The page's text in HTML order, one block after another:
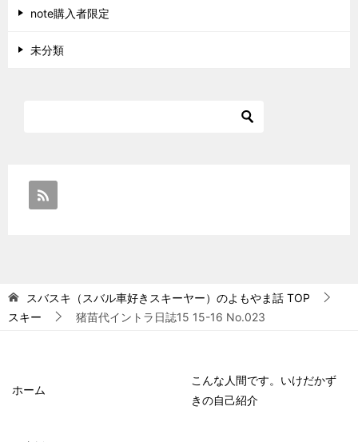
note購入者限定
未分類
スバスキ（スバル車好きスキーヤー）のよもやま話 TOP
スキー
猪苗代イントラ日誌15 15-16 No.023
ホーム
こんな人間です。いけだかず
きの自己紹介